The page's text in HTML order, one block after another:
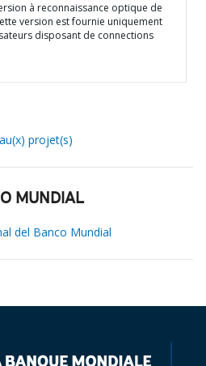
à reconnaissance optique de
version est fournie uniquement
disposant de connections
projet(s)
MUNDIAL
del Banco Mundial